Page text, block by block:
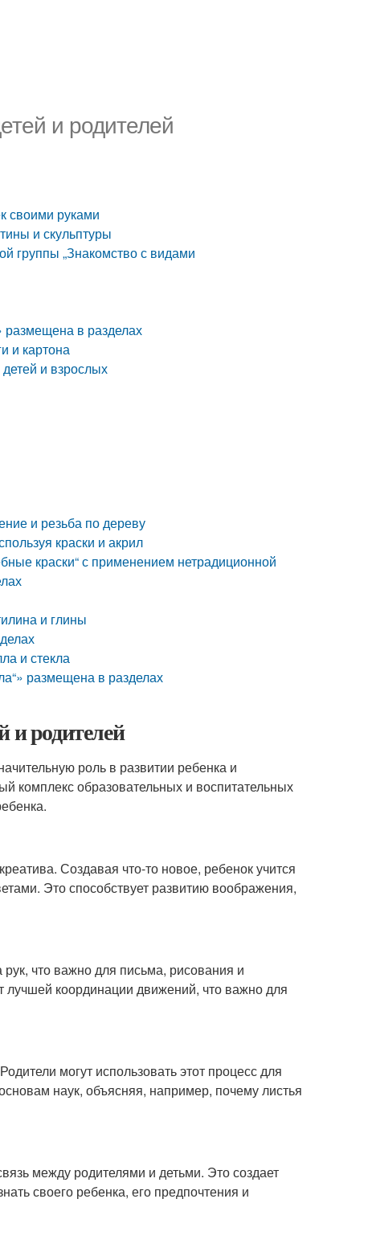
и родителей
своими руками
и скульптуры
группы „Знакомство с видами
в разделах
и картона
и взрослых
и резьба по дереву
краски и акрил
краски“ с применением нетрадиционной
и глины
и стекла
размещена в разделах
и родителей
роль в развитии ребенка и
комплекс образовательных и воспитательных
Создавая что-то новое, ребенок учится
Это способствует развитию воображения,
что важно для письма, рисования и
лучшей координации движений, что важно для
могут использовать этот процесс для
наук, объясняя, например, почему листья
между родителями и детьми. Это создает
своего ребенка, его предпочтения и